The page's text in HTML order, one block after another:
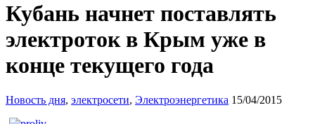
Кубань начнет поставлять
электроток в Крым уже в
конце текущего года
Новость дня, электросети, Электроэнергетика 15/04/2015